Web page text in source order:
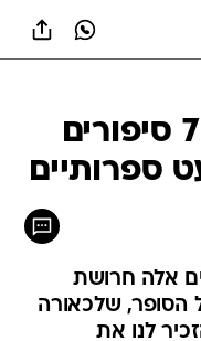
הרואה ואינו נראה: 7 סיפורים
ספרותיים
אלה חרושת
הסופר, שלכאורה
לנו את